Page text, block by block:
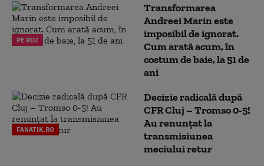
PE ROZ
Transformarea
Andreei Marin este
imposibil de ignorat.
Cum arată acum, în
costum de baie, la 51 de
ani
FANATIK.RO
Decizie radicală după
CFR Cluj – Tromso 0-5!
Au renunțat la
transmisiunea
meciului retur